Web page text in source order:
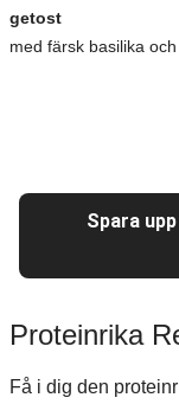
getost
med färsk basilika
Spara
Proteinrika
Få i dig den